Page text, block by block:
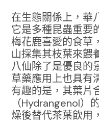
在生態關係上，華
它是多種昆蟲重要
梅花鹿喜愛的食草
山採集其枝葉來餵
八仙除了是優良的
草藥應用上也具有
有趣的是，其葉片
（Hydrangenol）
燥後替代茶葉飲用